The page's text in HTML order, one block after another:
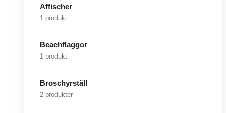
Affischer
1 produkt
Beachflaggor
1 produkt
Broschyrställ
2 produkter